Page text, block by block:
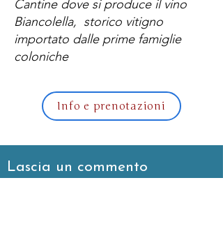
Cantine dove si produce il vino
Biancolella, storico vitigno
importato dalle prime famiglie
coloniche
Info e prenotazioni
Lascia un commento